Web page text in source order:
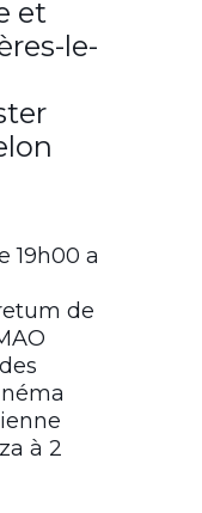
et
le-
19h00 a
de
à 2